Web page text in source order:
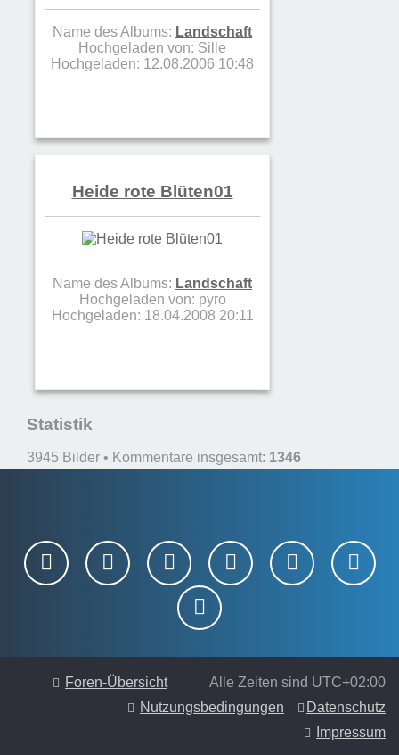
Name des Albums: Landschaft
Hochgeladen von: Sille
Hochgeladen: 12.08.2006 10:48
Heide rote Blüten01
Name des Albums: Landschaft
Hochgeladen von: pyro
Hochgeladen: 18.04.2008 20:11
Statistik
3945 Bilder • Kommentare insgesamt: 1346
Foren-Übersicht Alle Zeiten sind UTC+02:00
Datenschutz
Nutzungsbedingungen
Impressum